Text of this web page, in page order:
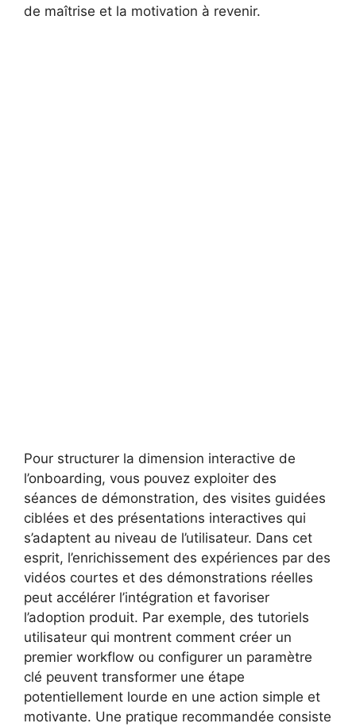
de maîtrise et la motivation à revenir.
Pour structurer la dimension interactive de
l’onboarding, vous pouvez exploiter des
séances de démonstration, des visites guidées
ciblées et des présentations interactives qui
s’adaptent au niveau de l’utilisateur. Dans cet
esprit, l’enrichissement des expériences par des
vidéos courtes et des démonstrations réelles
peut accélérer l’intégration et favoriser
l’adoption produit. Par exemple, des tutoriels
utilisateur qui montrent comment créer un
premier workflow ou configurer un paramètre
clé peuvent transformer une étape
potentiellement lourde en une action simple et
motivante. Une pratique recommandée consiste